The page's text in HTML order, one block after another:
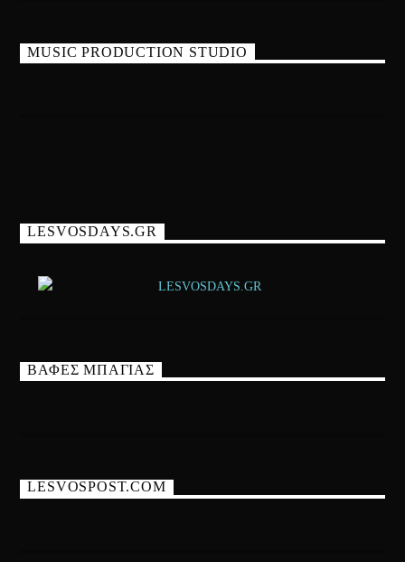
MUSIC PRODUCTION STUDIO
LESVOSDAYS.GR
ΒΑΦΕΣ ΜΠΑΓΙΑΣ
LESVOSPOST.COM